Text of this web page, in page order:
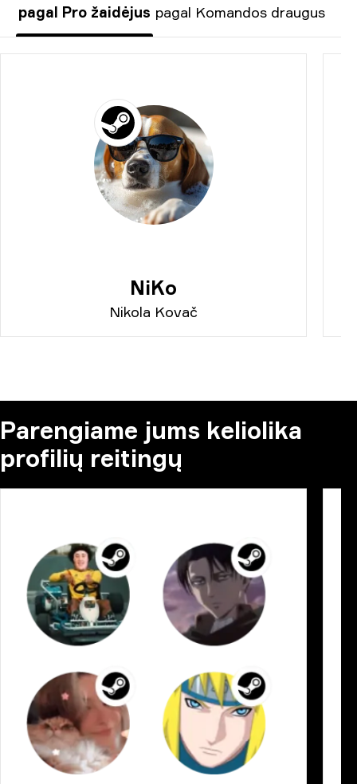
pagal Pro žaidėjus pagal Komandos draugus
NiKo
Nikola Kovač
Parengiame jums keliolika
profilių reitingų